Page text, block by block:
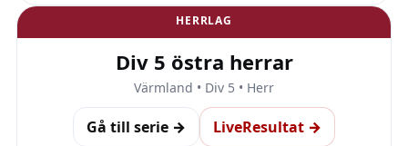
HERRLAG
Div 5 östra herrar
Värmland • Div 5 • Herr
Gå till serie → LiveResultat →